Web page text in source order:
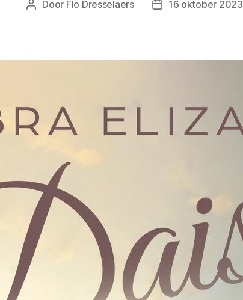
Bericht
Door Flo Dresselaers Berichtdatum
16 oktober 2023